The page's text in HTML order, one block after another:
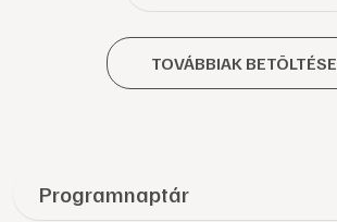
TOVÁBBIAK BETÖLTÉSE
Programnaptár